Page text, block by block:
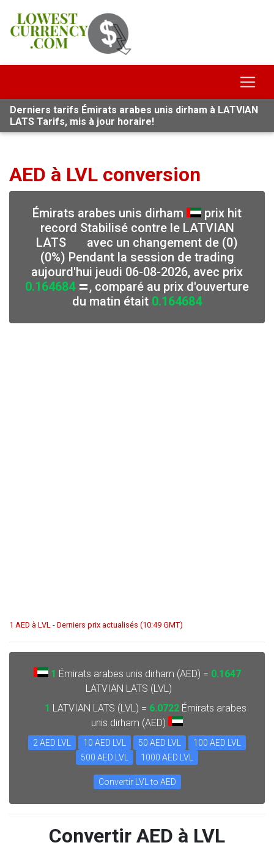
Derniers tarifs Émirats arabes unis dirham à LATVIAN
LATS Tarifs, mis à jour horaire!
AED à LVL conversion
Émirats arabes unis dirham
prix hit
record Stabilisé contre le LATVIAN
LATS
avec un changement de (0)
(0%) Pendant la session de trading
aujourd'hui jeudi 06-08-2026, avec prix
0.164684 ⏸ , comparé au prix d'ouverture
du matin était 0.164684
1 AED à LVL - Derniers prix actualisés (10:49 GMT)
1 Émirats arabes unis dirham (AED) = 0.1647
LATVIAN LATS (LVL)
1 LATVIAN LATS (LVL) = 6.0722 Émirats arabes
unis dirham (AED)
2 AED LVL 10 AED LVL 50 AED LVL
100 AED LVL
500 AED LVL
1000 AED LVL
Convertir LVL to AED
Convertir AED à LVL